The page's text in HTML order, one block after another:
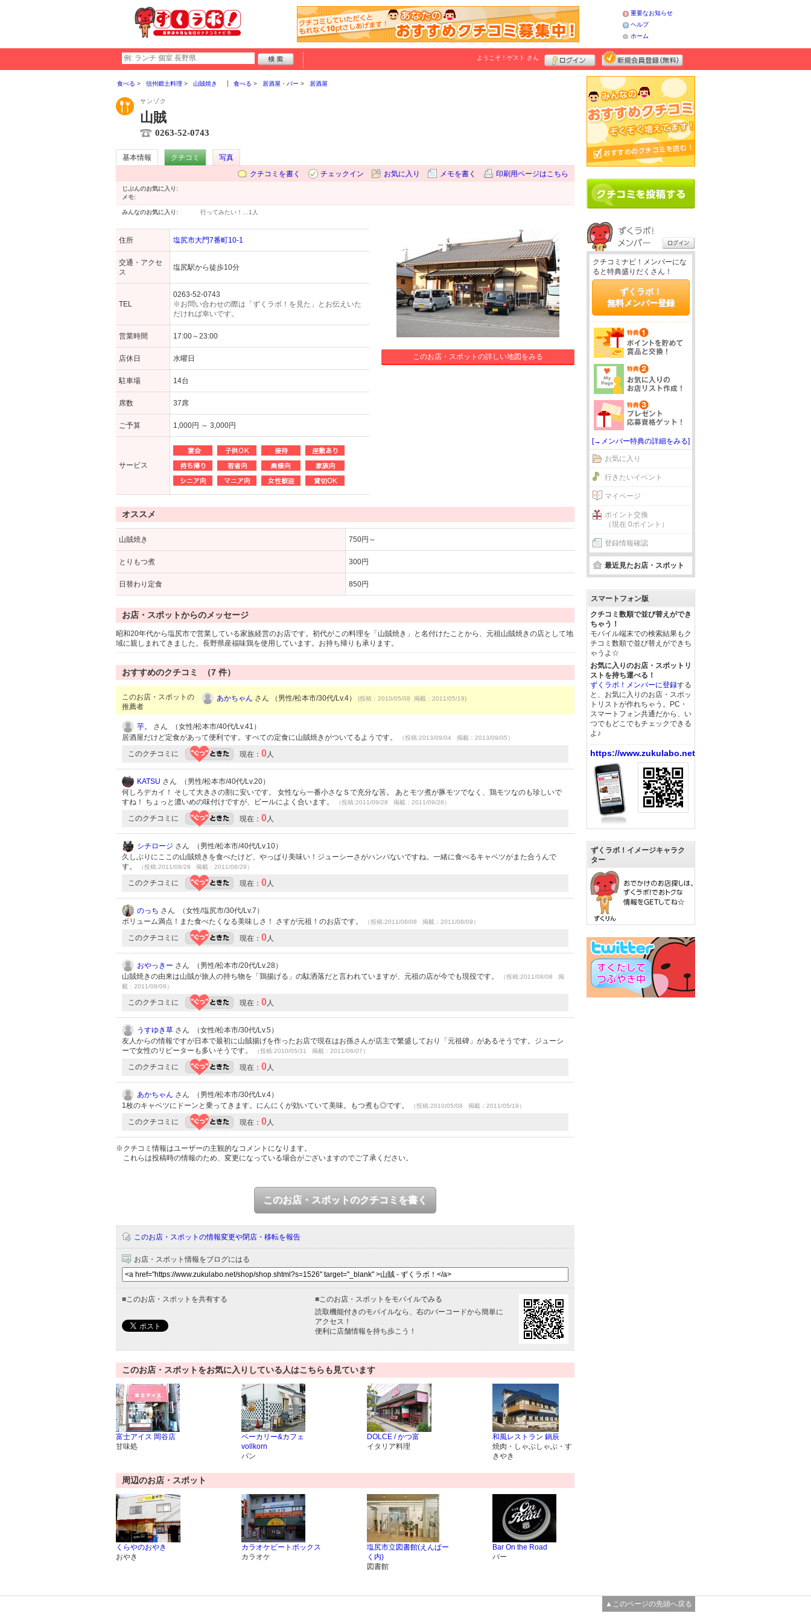
重要なお知らせ
ヘルプ
ホーム
ようこそ！ ゲスト さん
食べる 信州郷土料理 山賊焼き 食べる 居酒屋・バー 居酒屋
サンゾク
山賊
0263-52-0743
基本情報 クチコミ
写真
クチコミを書く
チェックイン お気に入り メモを書く 印刷用ページはこちら
じぶんのお気に入り:
メモ:
みんなのお気に入り: 行ってみたい！… 1人
住所 塩尻市大門7番町10-1
交通・アクセ
ス
塩尻駅から徒歩10分
TEL
0263-52-0743
※お問い合わせの際は「ずくラボ！を見た」とお伝えいた
だければ幸いです。
営業時間 17:00～23:00
店休日 水曜日
駐車場 14台
席数 37席
ご予算 1,000円 ～ 3,000円
サービス
このお店・スポットの詳しい地図をみる
オススメ
山賊焼き 750円～
とりもつ煮 300円
日替わり定食 850円
お店・スポットからのメッセージ
昭和20年代から塩尻市で営業している家族経営のお店です。初代がこの料理を「山賊焼き」と名付けたことから、元祖山賊焼きの店として地
域に親しまれてきました。長野県産福味鶏を使用しています。お持ち帰りも承ります。
おすすめのクチコミ （7 件）
このお店・スポットの
推薦者
あかちゃん さん （男性/松本市/30代/Lv.4） (投稿：2010/05/08 掲載：2011/05/19)
芋。
さん （女性/松本市/40代/Lv.41）
居酒屋だけど定食があって便利です。すべての定食に山賊焼きがついてるようです。
（投稿:2013/09/04 掲載：2013/09/05）
このクチコミに 現在： 0人
KATSU さん （男性/松本市/40代/Lv.20）
何しろデカイ！ そして大きさの割に安いです。 女性なら一番小さなＳで充分な筈。 あとモツ煮が豚モツでなく、鶏モツなのも珍しいで
すね！ ちょっと濃いめの味付けですが、ビールによく合います。
（投稿:2011/09/28 掲載：2011/09/28）
このクチコミに 現在： 0人
シチロージ さん （男性/松本市/40代/Lv.10）
久しぶりにここの山賊焼きを食べたけど、やっぱり美味い！ジューシーさがハンパないですね。一緒に食べるキャベツがまた合うんで
す。
（投稿:2011/08/28 掲載：2011/08/29）
このクチコミに 現在： 0人
のっち さん （女性/塩尻市/30代/Lv.7）
ボリューム満点！また食べたくなる美味しさ！ さすが元祖！のお店です。
（投稿:2011/08/08 掲載：2011/08/09）
このクチコミに 現在： 0人
おやっきー さん （男性/松本市/20代/Lv.28）
山賊焼きの由来は山賊が旅人の持ち物を「鶏揚げる」の駄洒落だと言われていますが、元祖の店が今でも現役です。
（投稿:2011/08/08 掲
載：2011/08/09）
このクチコミに 現在： 0人
うすゆき草 さん （女性/松本市/30代/Lv.5）
友人からの情報ですが日本で最初に山賊揚げを作ったお店で現在はお孫さんが店主で繁盛しており「元祖碑」があるそうです。ジューシ
ーで女性のリピーターも多いそうです。
（投稿:2010/05/31 掲載：2011/06/07）
このクチコミに 現在： 0人
あかちゃん さん （男性/松本市/30代/Lv.4）
1枚のキャベツにドーンと乗ってきます。にんにくが効いていて美味。もつ煮も◎です。
（投稿:2010/05/08 掲載：2011/05/19）
このクチコミに 現在： 0人
※クチコミ情報はユーザーの主観的なコメントになります。
これらは投稿時の情報のため、変更になっている場合がございますのでご了承ください。
このお店・スポットのクチコミを書く
このお店・スポットの情報変更や閉店・移転を報告
お店・スポット情報をブログにはる
■このお店・スポットを共有する ■このお店・スポットをモバイルでみる
読取機能付きのモバイルなら、右のバーコードから簡単に
アクセス！
便利に店舗情報を持ち歩こう！
このお店・スポットをお気に入りしている人はこちらも見ています
富士アイス 岡谷店
甘味処
ベーカリー&カフェ
vollkorn
パン
DOLCE / かつ富
イタリア料理
和風レストラン 鍋辰
焼肉・しゃぶしゃぶ・す
きやき
周辺のお店・スポット
くらやのおやき
おやき
カラオケビートボックス
カラオケ
塩尻市立図書館(えんぱー
く内)
図書館
Bar On the Road
バー
クチコミナビ！メンバーにな
ると特典盛りだくさん！
ずくラボ！
無料メンバー登録
[→メンバー特典の詳細をみる]
お気に入り
行きたいイベント
マイページ
ポイント交換
（現在 0ポイント）
登録情報確認
最近見たお店・スポット
スマートフォン版
クチコミ数順で並び替えができ
ちゃう！
モバイル端末での検索結果もク
チコミ数順で並び替えができち
ゃうよ☆
お気に入りのお店・スポットリ
ストを持ち運べる！
ずくラボ！メンバーに登録する
と、お気に入りのお店・スポッ
トリストが作れちゃう。PC・
スマートフォン共通だから、い
つでもどこでもチェックできる
よ♪
https://www.zukulabo.net/
ずくラボ！イメージキャラク
ター
▲このページの先頭へ戻る